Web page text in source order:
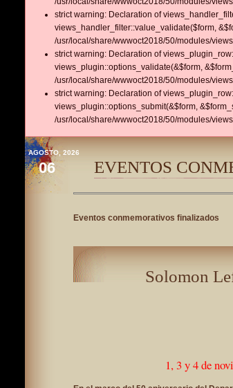
strict warning: Declaration of
views_handler_filter::value_validate($form,
/usr/local/share/wwwoct2018/50/modules/
strict warning: Declaration of
views_plugin::options_validate(&$form,
/usr/local/share/wwwoct2018/50/modules/
strict warning: Declaration of
views_plugin::options_submit(&$form,
/usr/local/share/wwwoct2018/50/modules/
AGOSTO, 2026
06 EVENTOS
Eventos conmemorativos finalizados
Solomon
1, 3 y 4 de